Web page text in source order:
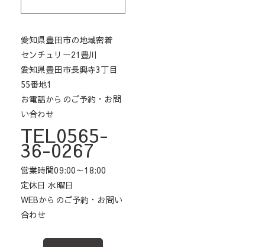
愛知県豊田市の地域密着
センチュリー21豊川
愛知県豊田市長興寺3丁目
55番地1
お電話からのご予約・お問
い合わせ
TEL0565-
36-0267
営業時間09:00～18:00
定休日 水曜日
WEBからのご予約・お問い
合わせ